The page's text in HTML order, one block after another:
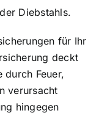
Diebstahls.
für Ihr
deckt
durch Feuer,
verursacht
hingegen